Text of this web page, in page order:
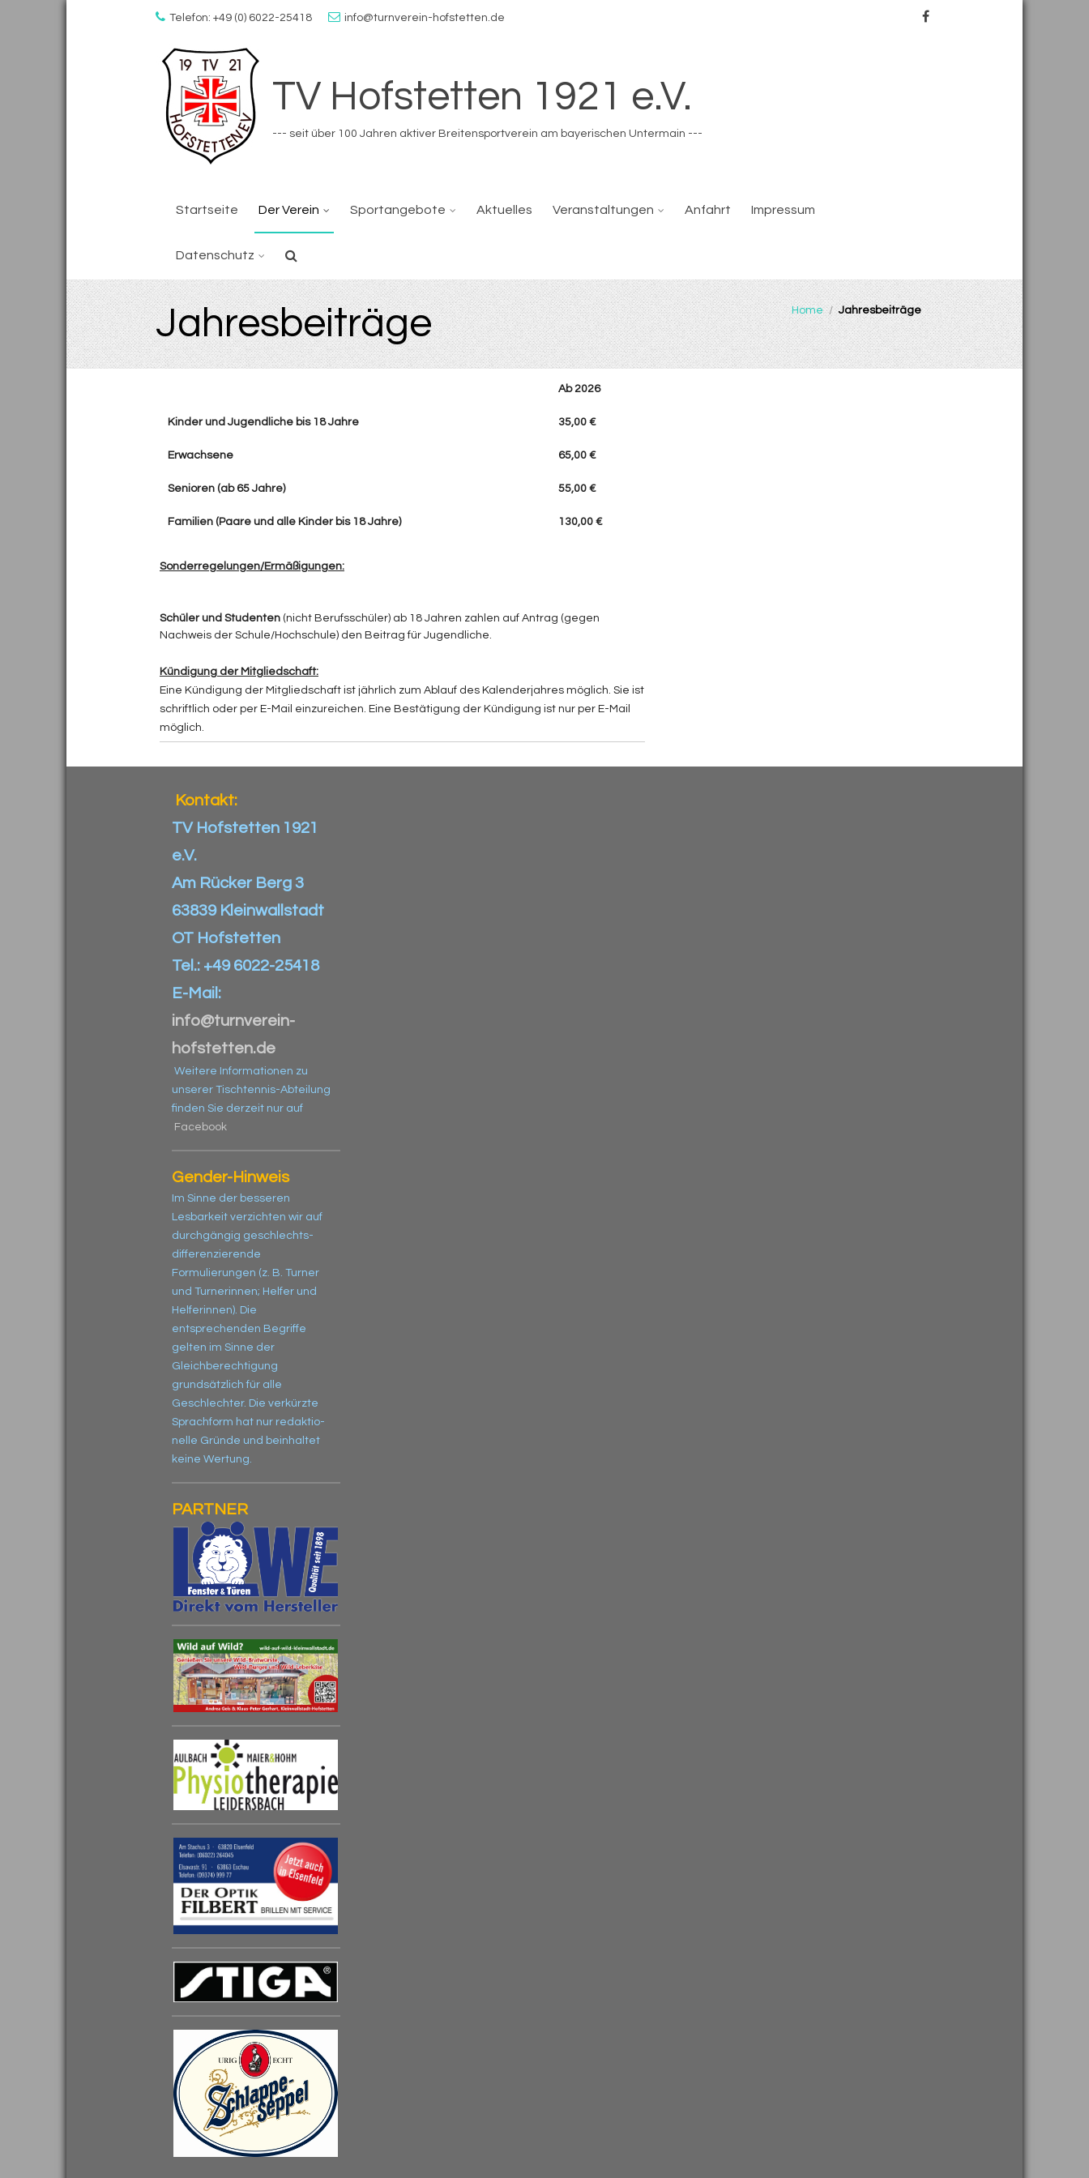
Telefon: +49 (0) 6022-25418 info@turnverein-hofstetten.de
TV Hofstetten 1921 e.V.
--- seit über 100 Jahren aktiver Breitensportverein am bayerischen Untermain ---
Startseite Der Verein Sportangebote Aktuelles Veranstaltungen Anfahrt Impressum
Datenschutz
Home / Jahresbeiträge
Jahresbeiträge
Ab 2026
Kinder und Jugendliche bis 18 Jahre 35,00 €
Erwachsene 65,00 €
Senioren (ab 65 Jahre) 55,00 €
Familien (Paare und alle Kinder bis 18 Jahre) 130,00 €
Sonderregelungen/Ermäßigungen:
Schüler und Studenten (nicht Berufsschüler) ab 18 Jahren zahlen auf Antrag (gegen
Nachweis der Schule/Hochschule) den Beitrag für Jugendliche.
Kündigung der Mitgliedschaft:
Eine Kündigung der Mitgliedschaft ist jährlich zum Ablauf des Kalenderjahres möglich. Sie ist
schriftlich oder per E-Mail einzureichen. Eine Bestätigung der Kündigung ist nur per E-Mail
möglich.
Kontakt:
TV Hofstetten 1921
e.V.
Am Rücker Berg 3
63839 Kleinwallstadt
OT Hofstetten
Tel.: +49 6022-25418
E-Mail:
info@turnverein-
hofstetten.de
Weitere Informationen zu
unserer Tischtennis-Abteilung
finden Sie derzeit nur auf
Facebook
Gender-Hinweis
Im Sinne der besseren
Lesbarkeit ver­zichten wir auf
durchgängig geschlechts­
differenzierende
Formulierungen (z. B. Turner
und Turnerinnen; Helfer und
Helferinnen). Die
entsprechenden Begriffe
gelten im Sinne der
Gleichberech­tigung
grundsätzlich für alle
Geschlechter. Die verkürzte
Sprachform hat nur redaktio­
nelle Gründe und beinhaltet
keine Wertung.
PARTNER